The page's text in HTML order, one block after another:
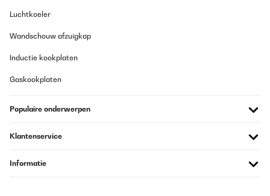
Luchtkoeler
Wandschouw afzuigkap
Inductie kookplaten
Gaskookplaten
Populaire onderwerpen
Klantenservice
Informatie